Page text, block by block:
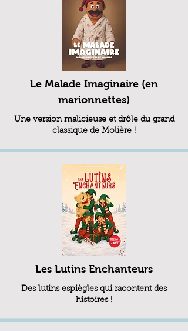
Le Malade Imaginaire (en
marionnettes)
Une version malicieuse et drôle du grand
classique de Molière !
Les Lutins Enchanteurs
Des lutins espiègles qui racontent des
histoires !